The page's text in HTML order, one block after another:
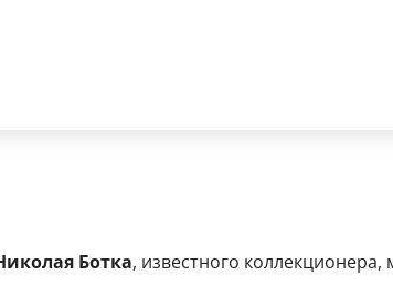
Ботка, известного